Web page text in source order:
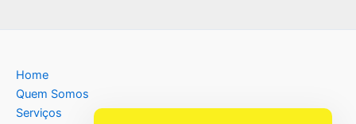
Home
Quem Somos
Serviços